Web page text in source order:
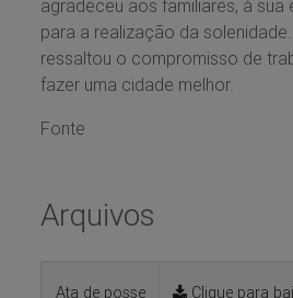
agradeceu aos familiares, à sua
para a realização da
ressaltou o compromisso de
fazer uma cidade melhor.
Fonte
Arquivos
Ata de posse Clique para